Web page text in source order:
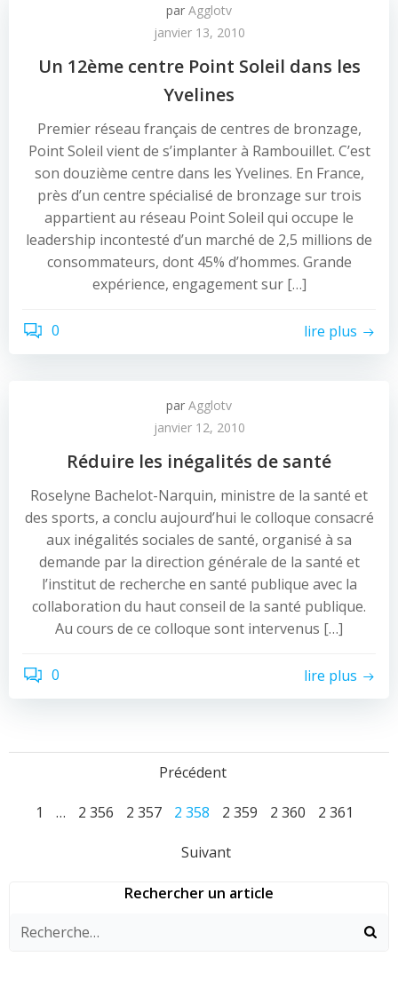
par Agglotv
janvier 13, 2010
Un 12ème centre Point Soleil dans les
Yvelines
Premier réseau français de centres de bronzage,
Point Soleil vient de s’implanter à Rambouillet. C’est
son douzième centre dans les Yvelines. En France,
près d’un centre spécialisé de bronzage sur trois
appartient au réseau Point Soleil qui occupe le
leadership incontesté d’un marché de 2,5 millions de
consommateurs, dont 45% d’hommes. Grande
expérience, engagement sur […]
0 lire plus
par Agglotv
janvier 12, 2010
Réduire les inégalités de santé
Roselyne Bachelot-Narquin, ministre de la santé et
des sports, a conclu aujourd’hui le colloque consacré
aux inégalités sociales de santé, organisé à sa
demande par la direction générale de la santé et
l’institut de recherche en santé publique avec la
collaboration du haut conseil de la santé publique.
Au cours de ce colloque sont intervenus […]
0 lire plus
Navigation
des
articles
Précédent
Navigation
articles
Page
1 … Page
2 356 Page
2 357 Page
2 358 Page
2 359 Page
2 360 Page
2 361
Navigation
des
Suivant
Rechercher un article